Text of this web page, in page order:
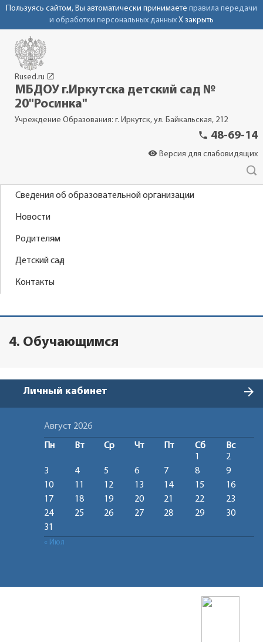
Пользуясь сайтом, Вы автоматически принимаете правила передачи
и обработки персональных данных X закрыть
Rused.ru launch
МБДОУ г.Иркутска детский сад №
20"Росинка"
Учреждение Образования: г. Иркутск, ул. Байкальская, 212
phone 48-69-14
visibility Версия для слабовидящих
Сведения об образовательной организации
Новости
Родителям
Детский сад
Контакты
4. Обучающимся
Личный кабинет arrow_forward
Август 2026
Пн Вт Ср Чт Пт Сб
Вс
1
2
3
4 5 6 7 8
9
10
11 12 13 14 15
16
17
18 19 20 21 22
23
24
25 26 27 28 29
30
31
« Июл